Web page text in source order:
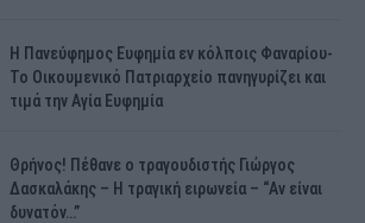
H Πανεύφημος Ευφημία εν κόλποις Φαναρίου-
Το Οικουμενικό Πατριαρχείο πανηγυρίζει και
τιμά την Αγία Ευφημία
Θρήνος! Πέθανε ο τραγουδιστής Γιώργος
Δασκαλάκης – Η τραγική ειρωνεία – “Αν είναι
δυνατόν…”